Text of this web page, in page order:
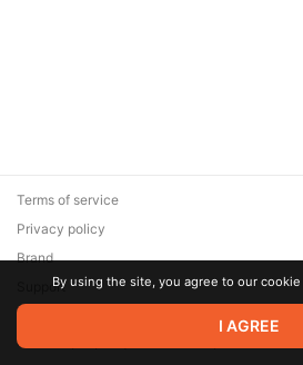
© 2026 Zaya Solutions Limited. All
are the property of their respective
Terms of service
Privacy policy
Brand
SupportBy using the site, you agree to our
I AGREE